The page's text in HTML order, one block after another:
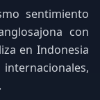
sentimiento
con
en Indonesia